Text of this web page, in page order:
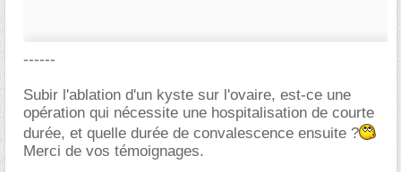
------
Subir l'ablation d'un kyste sur l'ovaire, est-ce une
opération qui nécessite une hospitalisation de courte
durée, et quelle durée de convalescence ensuite ?
Merci de vos témoignages.